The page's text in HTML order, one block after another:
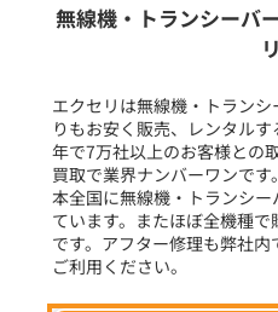
フリーワード入
選択条件を
無線機・トランシーバ
リ
エクセリは無線機・トラン
りもお安く販売、レンタル
年で7万社以上のお客様との
買取で業界ナンバーワンで
本全国に無線機・トランシ
ています。またほぼ全機種
です。アフター修理も弊社
ご利用ください。